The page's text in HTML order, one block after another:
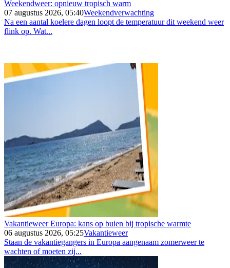
Weekendweer: opnieuw tropisch warm
07 augustus 2026, 05:40Weekendverwachting
Na een aantal koelere dagen loopt de temperatuur dit weekend weer
flink op. Wat...
Vakantieweer Europa: kans op buien bij tropische warmte
06 augustus 2026, 05:25Vakantieweer
Staan de vakantiegangers in Europa aangenaam zomerweer te
wachten of moeten zij...